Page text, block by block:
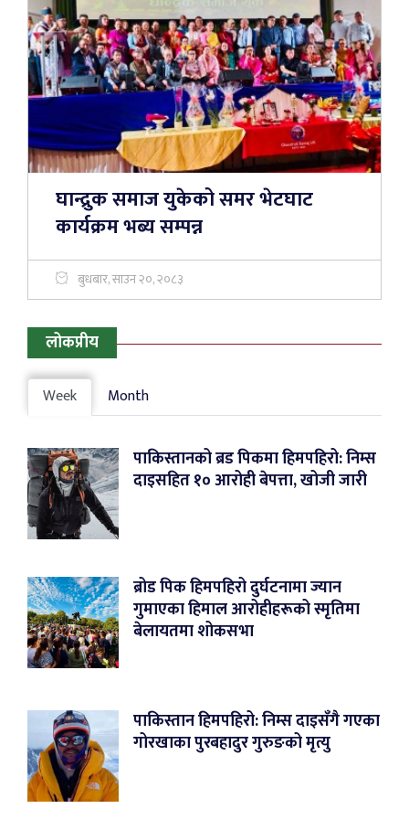
घान्द्रुक समाज युकेको समर भेटघाट
कार्यक्रम भब्य सम्पन्न
बुधबार, साउन २०, २०८३
लोकप्रीय
Week Month
पाकिस्तानको ब्रड पिकमा हिमपहिरो: निम्स
दाइसहित १० आरोही बेपत्ता, खोजी जारी
ब्रोड पिक हिमपहिरो दुर्घटनामा ज्यान
गुमाएका हिमाल आरोहीहरूको स्मृतिमा
बेलायतमा शोकसभा
पाकिस्तान हिमपहिरो: निम्स दाइसँगै गएका
गोरखाका पुरबहादुर गुरुङको मृत्यु